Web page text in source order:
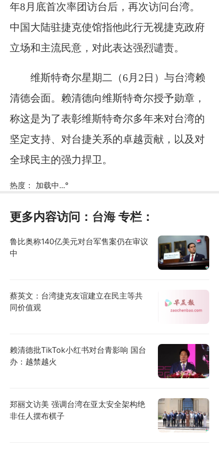
年8月底首次率团访台后，再次访问台湾。
中国大陆驻捷克使馆指他此行无视捷克政府
立场和主流民意，对此表达强烈谴责。
维斯特奇尔星期二（6月2日）与台湾赖
清德会面。赖清德向维斯特奇尔授予勋章，
称这是为了表彰维斯特奇尔多年来对台湾的
坚定支持、对台捷关系的卓越贡献，以及对
全球民主的强力捍卫。
热度： 加载中...°
更多内容访问： 台海专栏：
鲁比奥称140亿美元对台军售案仍在审议
中
蔡英文：台湾捷克友谊建立在民主等共
同价值观
赖清德批TikTok小红书对台青影响 国台
办：越禁越火
郑丽文访美 强调台湾在亚太安全架构绝
非任人摆布棋子